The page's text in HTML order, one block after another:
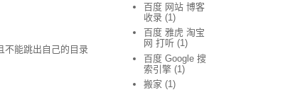
不能跳出自己的目录
百度 网站 博客
收录 (1)
百度 雅虎 淘宝
网 打听 (1)
百度 Google 搜
索引擎 (1)
搬家 (1)